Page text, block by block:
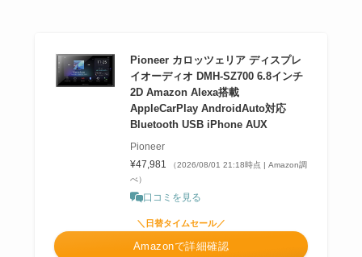
Pioneer カロッツェリア ディスプレ
イオーディオ DMH-SZ700 6.8インチ
2D Amazon Alexa搭載
AppleCarPlay AndroidAuto対応
Bluetooth USB iPhone AUX
Pioneer
¥47,981
（2026/08/01 21:18時点 | Amazon調
べ）
口コミを見る
＼日替タイムセール／
Amazonで詳細確認